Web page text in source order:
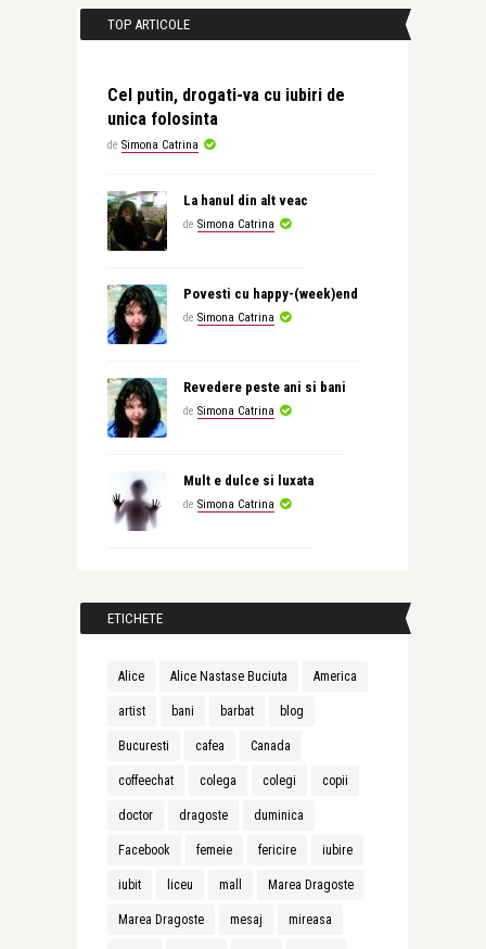
TOP ARTICOLE
Cel putin, drogati-va cu iubiri de
unica folosinta
de Simona Catrina
La hanul din alt veac
de Simona Catrina
Povesti cu happy-(week)end
de Simona Catrina
Revedere peste ani si bani
de Simona Catrina
Mult e dulce si luxata
de Simona Catrina
ETICHETE
Alice Alice Nastase Buciuta America
artist bani barbat blog
Bucuresti cafea Canada
coffeechat colega colegi copii
doctor dragoste duminica
Facebook femeie fericire iubire
iubit liceu mall Marea Dragoste
Marea Dragoste mesaj mireasa